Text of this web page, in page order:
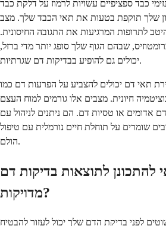
כבד ספציפיים עשויות לרמוז על דלקת כבד
שלך תוקפת בטעות את תאי הכבד שלך. מצב
לתרופות המרגיעות את התגובה החיסונית.
שבהם הגוף שלך סופג יותר מדי ברזל,
יכולים גם להופיע בבדיקות דם שגרתיות.
תאי דם יכולים להצביע על הפרעות דם כמו
חיונית. מצבים אלו גורמים למוח העצם
אדומים או טסיות דם. הם ניתנים לניהול עם
שומרים על תוחלת חיים נורמלית עם טיפול
הולם.
להתכונן לתוצאות בדיקות דם
מדויקות?
לפני בדיקת הדם שלך יכול לעזור להבטיח